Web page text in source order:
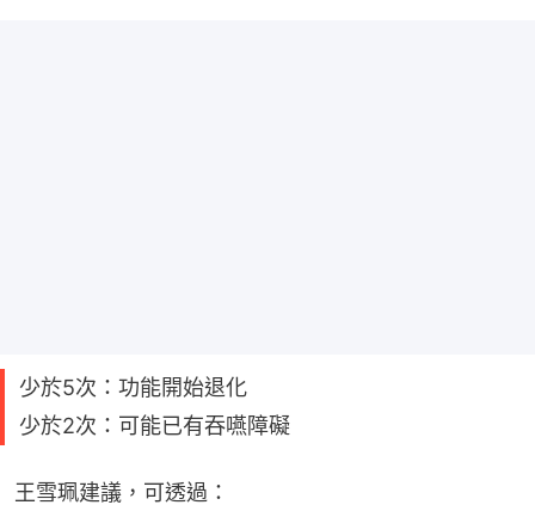
少於5次：功能開始退化
少於2次：可能已有吞嚥障礙
王雪珮建議，可透過：